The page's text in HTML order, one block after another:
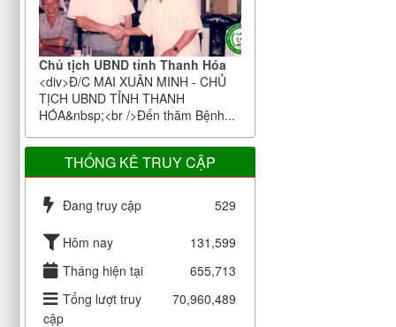
Chủ tịch UBND tỉnh Thanh Hóa
<div>Đ/C MAI XUÂN MINH - CHỦ
TỊCH UBND TỈNH THANH
HÓA&nbsp;<br />Đến thăm Bệnh...
THỐNG KÊ TRUY CẬP
Đang truy cập 529
Hôm nay
131,599
Tháng hiện tại
655,713
Tổng lượt truy
cập
70,960,489